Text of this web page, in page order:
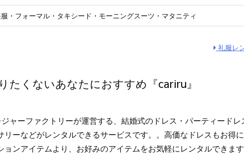
・フォーマル・タキシード・モーニングスーツ・マタニティ
礼服レ
たくないあなたにおすすめ『cariru』
ャーファクトリーが運営する、結婚式のドレス・パーティード
リーなどがレンタルできるサービスです。。高価なドレスもお得
ョンアイテムより、お好みのアイテムをお気軽にレンタルできます